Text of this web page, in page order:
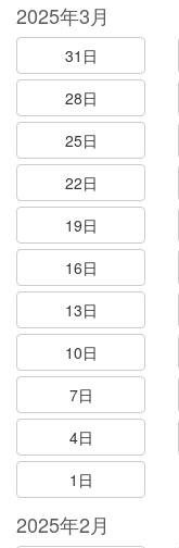
2025年3月
31日
28日
25日
22日
19日
16日
13日
10日
7日
4日
1日
2025年2月